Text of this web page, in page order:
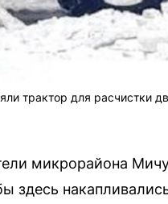
трактор для расчистки
микрорайона
здесь